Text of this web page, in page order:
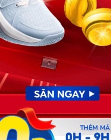
không tra vấn. Chỉ lặng lẽ
ra mấy lời thều thào:
hết lo khỏe đã.”
nhìn ra cửa như có ai đang
han. Căn nhà lụp xụp nằm